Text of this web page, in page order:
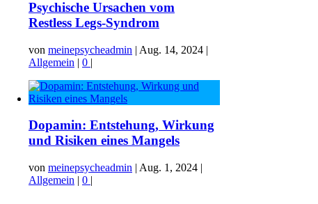
Psychische Ursachen vom
Restless Legs-Syndrom
von meinepsycheadmin | Aug. 14, 2024|
Allgemein | 0 |
Dopamin: Entstehung, Wirkung
und Risiken eines Mangels
von meinepsycheadmin | Aug. 1, 2024|
Allgemein | 0 |